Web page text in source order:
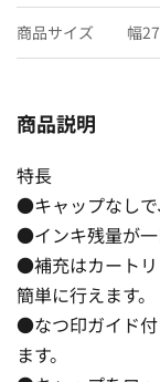
商品サイズ 幅
商品説明
特長
●キャップなしで
●インキ残量が一
●補充はカートリ
簡単に行えます。
●なつ印ガイド付
ます。